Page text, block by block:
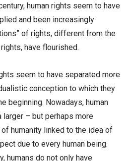
human rights seem to have
and been increasingly
of rights, different from the
have flourished.
seem to have separated more
conception to which they
beginning. Nowadays, human
– but perhaps more
humanity linked to the idea of
due to every human being.
humans do not only have